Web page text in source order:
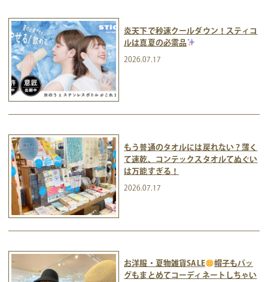
炎天下で秒速クールダウン！スティコ
ルは真夏の必需品
2026.07.17
もう普通のタオルには戻れない？薄く
て速乾、コンテックスタオルてぬぐい
は万能すぎる！
2026.07.17
お洋服・夏物雑貨SALE
帽子もバッ
グもまとめてコーディネートしちゃい